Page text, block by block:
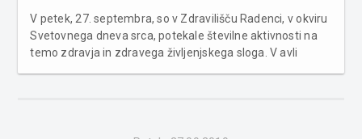
V petek, 27. septembra, so v Zdravilišču Radenci, v okviru
Svetovnega dneva srca, potekale številne aktivnosti na
temo zdravja in zdravega življenjskega sloga. V avli